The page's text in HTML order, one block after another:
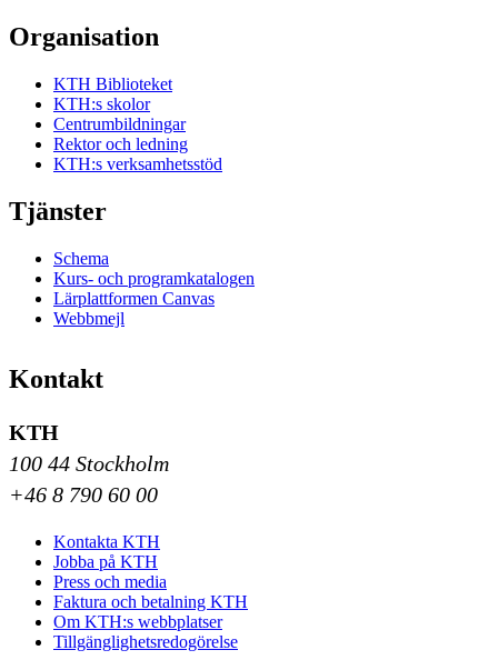
Organisation
KTH Biblioteket
KTH:s skolor
Centrumbildningar
Rektor och ledning
KTH:s verksamhetsstöd
Tjänster
Schema
Kurs- och programkatalogen
Lärplattformen Canvas
Webbmejl
Kontakt
KTH
100 44 Stockholm
+46 8 790 60 00
Kontakta KTH
Jobba på KTH
Press och media
Faktura och betalning KTH
Om KTH:s webbplatser
Tillgänglighetsredogörelse